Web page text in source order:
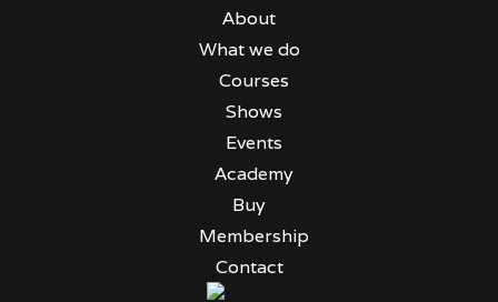
About
What we do
Courses
Shows
Events
Academy
Buy
Membership
Contact